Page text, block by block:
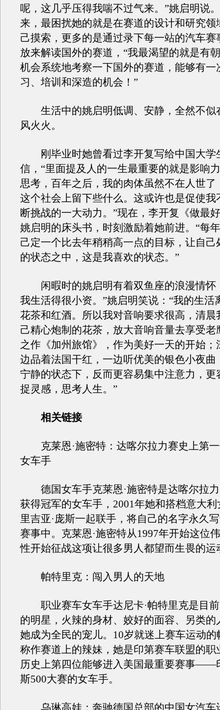
呢，这几乎压得我喘不过气来。”姚启明说
来，最困扰她的就是在赛道的设计和研究领
己摸索，更多的是通过录下每一站的汽车赛
放来解读国外的赛道，“我最渴望的就是有
机会系统地考察一下国外的赛道，能够有一
习、培训和深造的机会！”
生活中的姚启明低调、安静，全然不似
风火火。
刚毕业时她曾看过李开复写给中国大学
信，“里面提及人的一生最重要的就是影响
思考，百年之后，我的肉体虽然不在人世了
这个社会上留下些什么。这或许也是促使我
断挑战的一大动力。”现在，李开复《做最
姚启明的床头书，时刻激励着她前进。“每
己定一个比去年稍稍高一点的目标，让自己
的状态之中，这是我喜欢的状态。”
闲暇时的姚启明有着双鱼座的浪漫情怀
我生活得很小资。”姚启明笑说：“我的生活
花茶和红酒。所以我对音响要求很高，清晨
己精心炮制的花茶，放大音响音量去享受老
之作《加州旅馆》，作为美好一天的开始；
边品着法国干红，一边听优美的银色小夜曲
宁静的状态下，反而更容易集中注意力，更
捉灵感，思考人生。”
相关链接
克莱恩·施密特：达喀尔拉力赛史上第一
女车手
德国女车手克莱恩·施密特是达喀尔拉力
获得冠军的女车手，2001年她和搭档意大
里吉亚·庞斯一起联手，将自己的名字永久
赛事中。克莱恩·施密特从1997年开始这位
性开始征战这项让很多男人都望而生畏的运
帕特里克：闯入男人的天地
职业赛车女车手达尼卡·帕特里克是目前
的明星，火辣的身材、姣好的面容、另类的
她成为全民的宠儿。10岁就迷上赛车运动
称作赛道上的辣妹，她是印第赛车联盟的职
历史上第四位能够进入美国最重要赛事——
斯500大赛的女车手。
乌琳高娃：奔驰德国总部的中国女汽车